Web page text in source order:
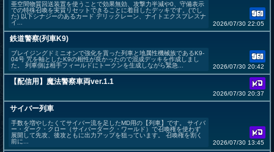
亜空間物質回送装置を使うことで効果無効、攻撃力半減や0、守備表示
での特殊召喚を実質リセットできることに着目したデッキです。(でし
た) 以下シナジーのあるカード デリックレーン、ナイトエクスプレスナ
イ...
2026/07/30 22:05
鉄道警察(列車K9)
ブレイジングドミニオンで強化を貰った列車と地属性機械族であるK9-
04号 咒を軸としたK9の相性が良かったので混成デッキを作成しまし
た。 列車側は相手フィールドにトークンを生成しながら緊急...
2026/07/30 20:42
【配信用】魔法警察車両ver.1.1
2026/07/30 20:37
サイバー列車
手数を増やしたくてサイバー流を足したMD用の【列車】です。 サイバ
ー・ダーク・クロー（サイバーダーク・ワールド）で召喚権を使わず
展開して先攻、後攻ともに出力アップを狙っています。 召喚権を割く
前に...
2026/07/30 13:45